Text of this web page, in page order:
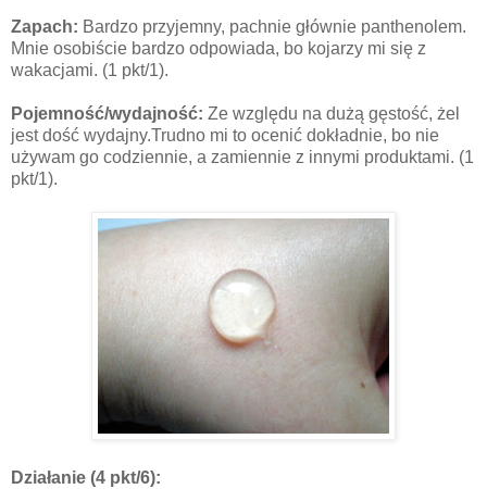
Zapach: Bardzo przyjemny, pachnie głównie panthenolem.
Mnie osobiście bardzo odpowiada, bo kojarzy mi się z
wakacjami. (1 pkt/1).
Pojemność/wydajność: Ze względu na dużą gęstość, żel
jest dość wydajny.Trudno mi to ocenić dokładnie, bo nie
używam go codziennie, a zamiennie z innymi produktami. (1
pkt/1).
Działanie (4 pkt/6):